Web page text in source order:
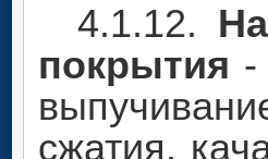
4.1.12.
покрытия -
сжатия,